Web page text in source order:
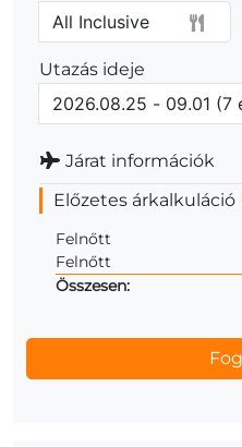
Utazás ideje
Járat információk
Előzetes árkalkuláció
Felnőtt
Felnőtt
Összesen: